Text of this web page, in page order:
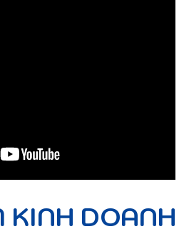
DOANH